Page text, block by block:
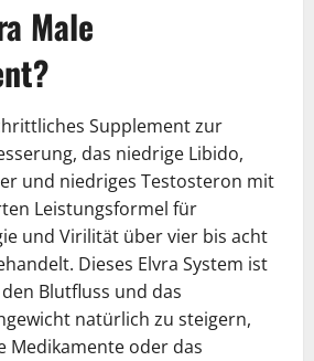
Male
Supplement zur
das niedrige Libido,
und niedriges Testosteron mit
Leistungsformel für
und Virilität über vier bis acht
Dieses Elvra System ist
Blutfluss und das
natürlich zu steigern,
Medikamente oder das